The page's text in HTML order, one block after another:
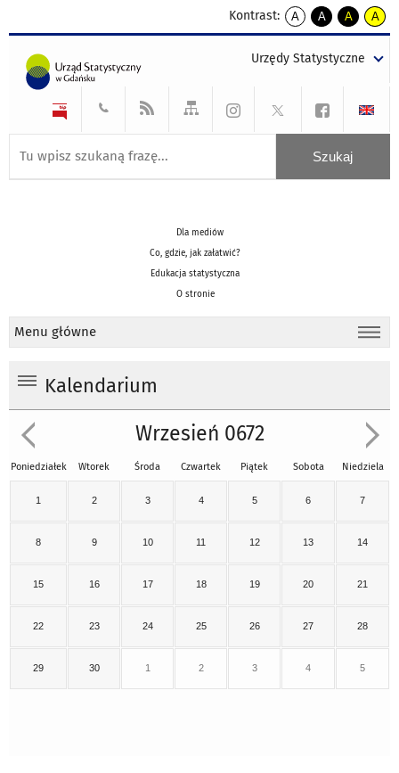
Kontrast:
A
kontrast
A
kontrast
tekst
czarnym
A
kontrast
tekst
czarnym
A
tekst
żółtym
Urzędy Statystyczne
Dla mediów
Co, gdzie, jak załatwić?
Edukacja statystyczna
O stronie
Menu główne
Kalendarium
Wrzesień 0672
Poniedziałek Wtorek Środa Czwartek Piątek Sobota Niedziela
1 2 3 4 5 6 7
8 9 10 11 12 13 14
15 16 17 18 19 20 21
22 23 24 25 26 27 28
29 30 1 2 3 4 5